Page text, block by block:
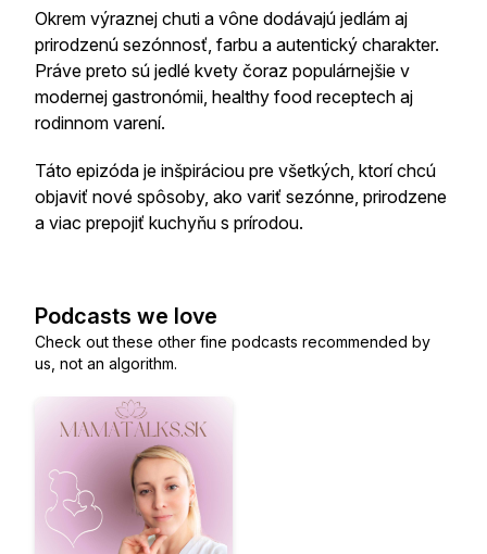
Okrem výraznej chuti a vône dodávajú jedlám aj
prirodzenú sezónnosť, farbu a autentický charakter.
Práve preto sú jedlé kvety čoraz populárnejšie v
modernej gastronómii, healthy food receptech aj
rodinnom varení.
Táto epizóda je inšpiráciou pre všetkých, ktorí chcú
objaviť nové spôsoby, ako variť sezónne, prirodzene
a viac prepojiť kuchyňu s prírodou.
Podcasts we love
Check out these other fine podcasts recommended by
us, not an algorithm.